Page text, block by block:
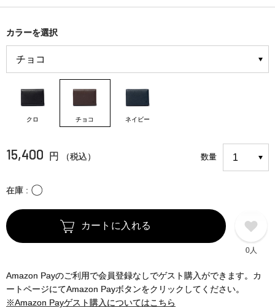
カラーを選択
クロ チョコ ネイビー
15,400 円 （税込） 数量
在庫 〇
カートに入れる
0人
Amazon Payのご利用で会員登録なしでゲスト購入ができます。カ
ートページにてAmazon Payボタンをクリックしてください。
※Amazon Payゲスト購入についてはこちら